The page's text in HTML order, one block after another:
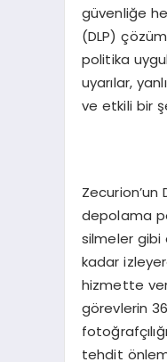
güvenliğe
(DLP)
politika
uyarılar,
ve etkili bir
Zecurion’un
depolama
silmeler gibi
kadar
hizmette
görevlerin
tehdit